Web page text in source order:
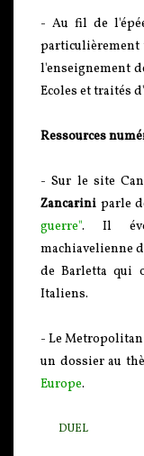
- Au fil de
l'enseignement
Ecoles et traités
Ressources
- Sur le site
Zancarini parle
guerre". Il
machiavelienne
de Barletta qui
Italiens.
- Le
un dossier au
Europe.
DUEL